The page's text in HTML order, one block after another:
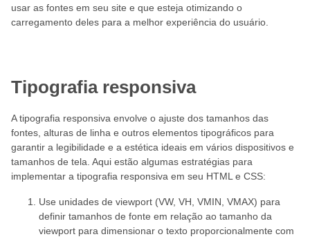
usar as fontes em seu site e que esteja otimizando o
carregamento deles para a melhor experiência do usuário.
Tipografia responsiva
A tipografia responsiva envolve o ajuste dos tamanhos das
fontes, alturas de linha e outros elementos tipográficos para
garantir a legibilidade e a estética ideais em vários dispositivos e
tamanhos de tela. Aqui estão algumas estratégias para
implementar a tipografia responsiva em seu HTML e CSS:
Use unidades de viewport (VW, VH, VMIN, VMAX) para
definir tamanhos de fonte em relação ao tamanho da
viewport para dimensionar o texto proporcionalmente com